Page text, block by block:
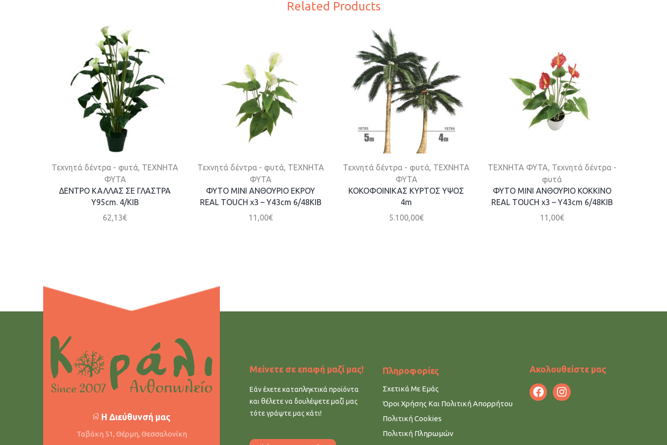
Related Products
Τεχνητά δέντρα - φυτά, ΤΕΧΝΗΤΑ
ΦΥΤΑ
ΔΕΝΤΡΟ ΚΑΛΛΑΣ ΣΕ ΓΛΑΣΤΡΑ
Y95cm. 4/KIB
62,13€
Τεχνητά δέντρα - φυτά, ΤΕΧΝΗΤΑ
ΦΥΤΑ
ΦΥΤΟ ΜΙΝΙ ΑΝΘΟΥΡΙΟ ΕΚΡΟΥ
REAL TOUCH x3 – Y43cm 6/48KIB
11,00€
Τεχνητά δέντρα - φυτά, ΤΕΧΝΗΤΑ
ΦΥΤΑ
ΚΟΚΟΦΟΙΝΙΚΑΣ ΚΥΡΤΟΣ ΥΨΟΣ
4m
5.100,00€
ΤΕΧΝΗΤΑ ΦΥΤΑ, Τεχνητά δέντρα -
φυτά
ΦΥΤΟ ΜΙΝΙ ΑΝΘΟΥΡΙΟ KOKKINO
REAL TOUCH x3 – Y43cm 6/48KIB
11,00€
Η Διεύθυνσή μας
Ταβάκη 51, Θέρμη, Θεσσαλονίκη
Μείνετε σε επαφή μαζί μας!
Εάν έχετε καταπληκτικά προϊόντα
και θέλετε να δουλέψετε μαζί μας
τότε γράψτε μας κάτι!
Πληροφορίες
Σχετικά Με Εμάς
Όροι Χρήσης Και Πολιτική Απορρήτου
Πολιτική Cookies
Πολιτική Πληρωμών
Ακολουθείστε μας